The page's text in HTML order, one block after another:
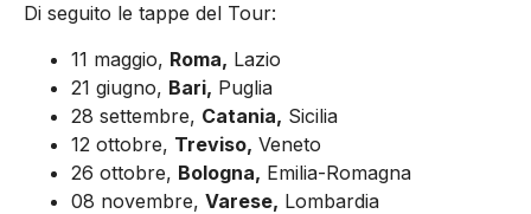
Di seguito le tappe del Tour:
11 maggio, Roma, Lazio
21 giugno, Bari, Puglia
28 settembre, Catania, Sicilia
12 ottobre, Treviso, Veneto
26 ottobre, Bologna, Emilia-Romagna
08 novembre, Varese, Lombardia